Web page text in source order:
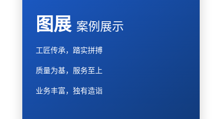
图展 案例展示
工匠传承，踏实拼搏
质量为基，服务至上
业务丰富，独有造诣